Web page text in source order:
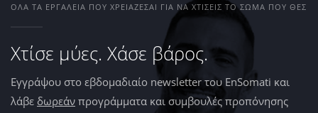
ΌΛΑ ΤΑ ΕΡΓΑΛΕΊΑ ΠΟΥ ΧΡΕΙΆΖΕΣΑΙ ΓΙΑ ΝΑ ΧΤΊΣΕΙΣ ΤΟ ΣΏΜΑ ΠΟΥ ΘΕΣ
Χτίσε μύες. Χάσε βάρος.
Εγγράψου στο εβδομαδιαίο newsletter του EnSomati και
λάβε δωρεάν προγράμματα και συμβουλές προπόνησης